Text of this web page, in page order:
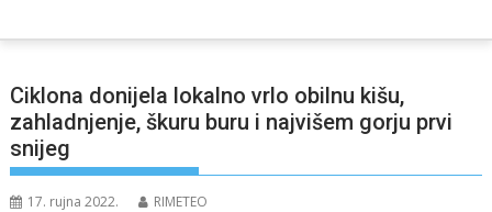
Ciklona donijela lokalno vrlo obilnu kišu,
zahladnjenje, škuru buru i najvišem gorju prvi
snijeg
17. rujna 2022. RIMETEO